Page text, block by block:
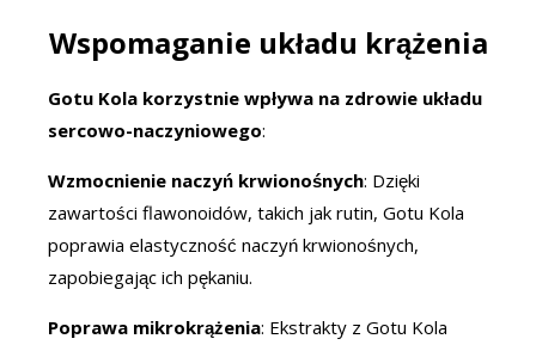
Wspomaganie układu krążenia
Gotu Kola korzystnie wpływa na zdrowie układu
sercowo-naczyniowego:
Wzmocnienie naczyń krwionośnych: Dzięki
zawartości flawonoidów, takich jak rutin, Gotu Kola
poprawia elastyczność naczyń krwionośnych,
zapobiegając ich pękaniu.
Poprawa mikrokrążenia: Ekstrakty z Gotu Kola